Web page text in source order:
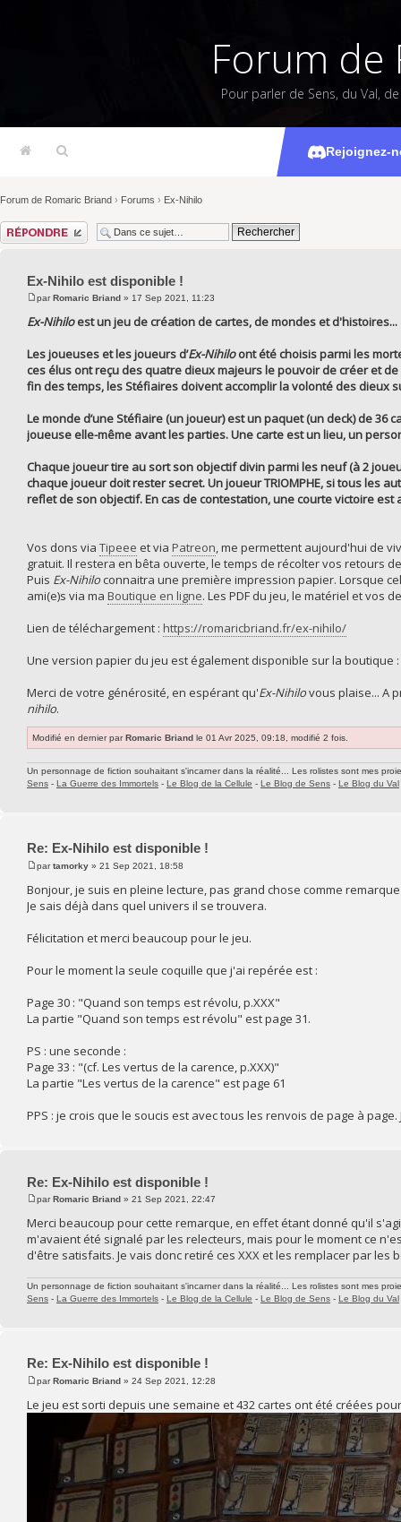
Forum de
Pour parler de Sens, du Val,
Rejoignez-
Ex-
Forum de Romaric Briand › Forums › Ex-Nihilo
Répondre
Ex-Nihilo est disponible !
parRomaric Briand » 17 Sep 2021, 11:23
Ex-Nihiloest un jeu de création de cartes, de mondes et d'histoires...
Les joueuses et les joueurs d’Ex-Nihiloont été choisis parmi les
ces élus ont reçu des quatre dieux majeurs le pouvoir de créer et
fin des temps, les Stéfiaires doivent accomplir la volonté des dieux
Le monde d’une Stéfiaire (un joueur) est un paquet (un deck) de
joueuse elle-même avant les parties. Une carte est un lieu, un
Chaque joueur tire au sort son objectif divin parmi les neuf (à 2
chaque joueur doit rester secret. Un joueur TRIOMPHE, si tous les
reflet de son objectif. En cas de contestation, une courte victoire
Vos dons via Tipeee et via Patreon, me permettent aujourd'hui de
gratuit. Il restera en bêta ouverte, le temps de récolter vos retours
Puis Ex-Nihilo connaitra une première impression papier. Lorsque
ami(e)s via ma Boutique en ligne. Les PDF du jeu, le matériel et vos
Lien de téléchargement : https://romaricbriand.fr/ex-nihilo/
Une version papier du jeu est également disponible sur la boutique :
Merci de votre générosité, en espérant qu'Ex-Nihilovous plaise... A
nihilo.
Modifié en dernier parRomaric Briand le 01 Avr 2025, 09:18, modifié 2 fois.
Un personnage de fiction souhaitant s'incarner dans la réalité... Les rolistes sont mes
Sens - La Guerre des Immortels - Le Blog de la Cellule - Le Blog de Sens - Le Blog du Val
Re: Ex-Nihilo est disponible !
partamorky » 21 Sep 2021, 18:58
Bonjour, je suis en pleine lecture, pas grand chose comme
Je sais déjà dans quel univers il se trouvera.
Félicitation et merci beaucoup pour le jeu.
Pour le moment la seule coquille que j'ai repérée est :
Page 30 : "Quand son temps est révolu, p.XXX"
La partie "Quand son temps est révolu" est page 31.
PS : une seconde :
Page 33 : "(cf. Les vertus de la carence, p.XXX)"
La partie "Les vertus de la carence" est page 61
PPS : je crois que le soucis est avec tous les renvois de page à
Re: Ex-Nihilo est disponible !
parRomaric Briand » 21 Sep 2021, 22:47
Merci beaucoup pour cette remarque, en effet étant donné qu'il
m'avaient été signalé par les relecteurs, mais pour le moment ce
d'être satisfaits. Je vais donc retiré ces XXX et les remplacer par les
Un personnage de fiction souhaitant s'incarner dans la réalité... Les rolistes sont mes
Sens - La Guerre des Immortels - Le Blog de la Cellule - Le Blog de Sens - Le Blog du Val
Re: Ex-Nihilo est disponible !
parRomaric Briand » 24 Sep 2021, 12:28
Le jeu est sorti depuis une semaine et 432 cartes ont été créées